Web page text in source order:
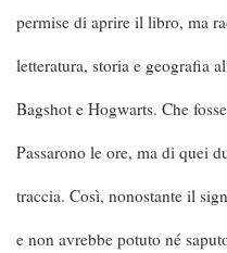
permise di aprire il libro, ma
letteratura, storia e geografia
Bagshot e Hogwarts. Che
Passarono le ore, ma di quei
traccia. Così, nonostante il
e non avrebbe potuto né